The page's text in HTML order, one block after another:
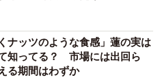
ナッツのような食感」蓮の実は
知ってる？ 市場には出回ら
る期間はわずか